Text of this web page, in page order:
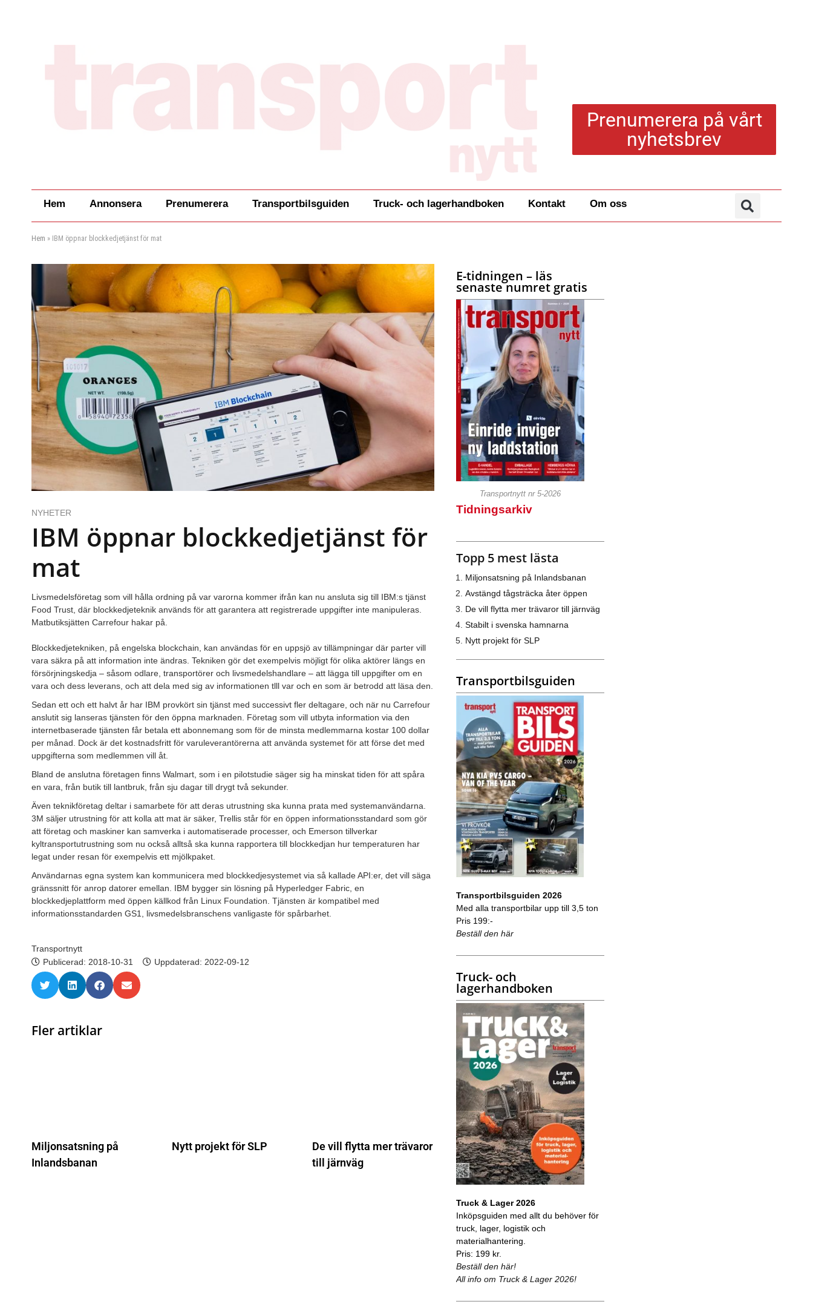
Prenumerera på vårt
nyhetsbrev
Hem Annonsera Prenumerera Transportbilsguiden Truck- och lagerhandboken Kontakt Om oss
Hem » IBM öppnar blockkedjetjänst för mat
NYHETER
IBM öppnar blockkedjetjänst för
mat
Livsmedelsföretag som vill hålla ordning på var varorna kommer ifrån kan nu ansluta sig till IBM:s tjänst
Food Trust, där blockkedjeteknik används för att garantera att registrerade uppgifter inte manipuleras.
Matbutiksjätten Carrefour hakar på.
Blockkedjetekniken, på engelska blockchain, kan användas för en uppsjö av tillämpningar där parter vill
vara säkra på att information inte ändras. Tekniken gör det exempelvis möjligt för olika aktörer längs en
försörjningskedja – såsom odlare, transportörer och livsmedelshandlare – att lägga till uppgifter om en
vara och dess leverans, och att dela med sig av informationen tlll var och en som är betrodd att läsa den.
Sedan ett och ett halvt år har IBM provkört sin tjänst med successivt fler deltagare, och när nu Carrefour
anslutit sig lanseras tjänsten för den öppna marknaden. Företag som vill utbyta information via den
internetbaserade tjänsten får betala ett abonnemang som för de minsta medlemmarna kostar 100 dollar
per månad. Dock är det kostnadsfritt för varuleverantörerna att använda systemet för att förse det med
uppgifterna som medlemmen vill åt.
Bland de anslutna företagen finns Walmart, som i en pilotstudie säger sig ha minskat tiden för att spåra
en vara, från butik till lantbruk, från sju dagar till drygt två sekunder.
Även teknikföretag deltar i samarbete för att deras utrustning ska kunna prata med systemanvändarna.
3M säljer utrustning för att kolla att mat är säker, Trellis står för en öppen informationsstandard som gör
att företag och maskiner kan samverka i automatiserade processer, och Emerson tillverkar
kyltransportutrustning som nu också alltså ska kunna rapportera till blockkedjan hur temperaturen har
legat under resan för exempelvis ett mjölkpaket.
Användarnas egna system kan kommunicera med blockkedjesystemet via så kallade API:er, det vill säga
gränssnitt för anrop datorer emellan. IBM bygger sin lösning på Hyperledger Fabric, en
blockkedjeplattform med öppen källkod från Linux Foundation. Tjänsten är kompatibel med
informationsstandarden GS1, livsmedelsbranschens vanligaste för spårbarhet.
Transportnytt
Publicerad: 2018-10-31 Uppdaterad: 2022-09-12
Fler artiklar
Miljonsatsning på
Inlandsbanan
Nytt projekt för SLP
De vill flytta mer trävaror
till järnväg
E-tidningen – läs
senaste numret gratis
Transportnytt nr 5-2026
Tidningsarkiv
Topp 5 mest lästa
Miljonsatsning på Inlandsbanan
Avstängd tågsträcka åter öppen
De vill flytta mer trävaror till järnväg
Stabilt i svenska hamnarna
Nytt projekt för SLP
Transportbilsguiden
Transportbilsguiden 2026
Med alla transportbilar upp till 3,5 ton
Pris 199:-
Beställ den här
Truck- och
lagerhandboken
Truck & Lager 2026
Inköpsguiden med allt du behöver för
truck, lager, logistik och
materialhantering.
Pris: 199 kr.
Beställ den här!
All info om Truck & Lager 2026!